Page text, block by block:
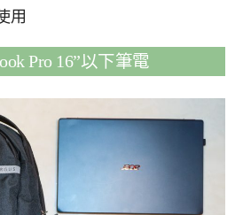
用
Pro 16”以下筆電